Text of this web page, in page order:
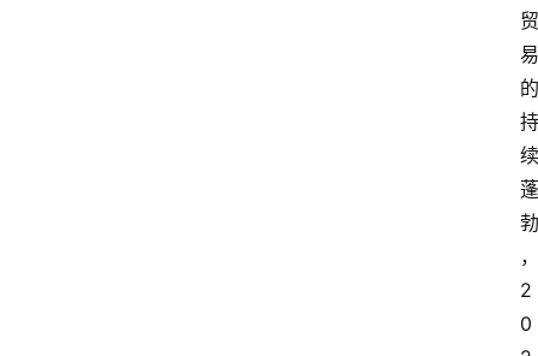
贸
易
的
持
续
蓬
勃
，
2
0